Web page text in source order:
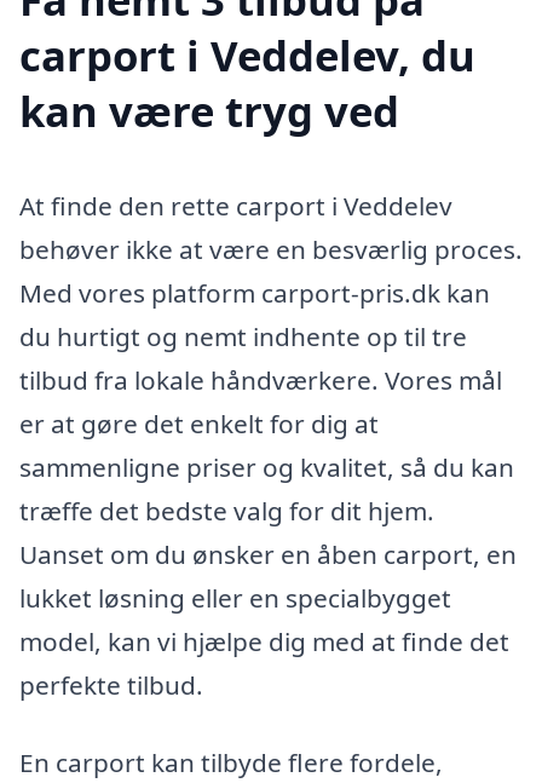
carport i Veddelev, du
kan være tryg ved
At finde den rette carport i Veddelev
behøver ikke at være en besværlig proces.
Med vores platform carport-pris.dk kan
du hurtigt og nemt indhente op til tre
tilbud fra lokale håndværkere. Vores mål
er at gøre det enkelt for dig at
sammenligne priser og kvalitet, så du kan
træffe det bedste valg for dit hjem.
Uanset om du ønsker en åben carport, en
lukket løsning eller en specialbygget
model, kan vi hjælpe dig med at finde det
perfekte tilbud.
En carport kan tilbyde flere fordele,